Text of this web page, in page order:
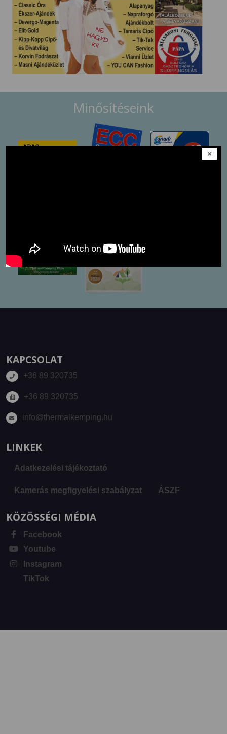
Minősítéseink
KAPCSOLAT
+36 89 320735
+36 89 320735
info@thermalkemping.hu
LINKEK
Adatkezelési tájékoztató
Kamerás megfigyelési szabályzat ÁSZF
KÖZÖSSÉGI MÉDIA
Facebook
Youtube
Instagram
TikTok
×